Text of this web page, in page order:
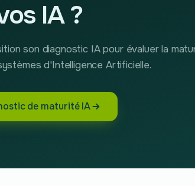
IA ?
son diagnostic IA pour évaluer la
d'Intelligence Artificielle.
de maturité IA